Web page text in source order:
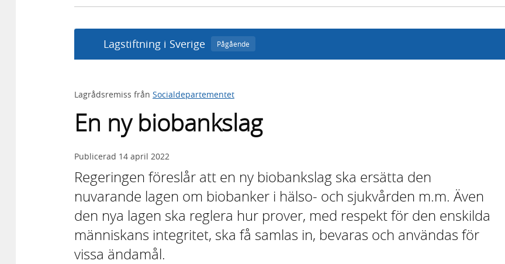
Lagstiftning i Sverige Pågående
Lagrådsremiss från Socialdepartementet
En ny biobankslag
Publicerad 14 april 2022
Regeringen föreslår att en ny biobankslag ska ersätta den
nuvarande lagen om biobanker i hälso- och sjukvården m.m. Även
den nya lagen ska reglera hur prover, med respekt för den enskilda
människans integritet, ska få samlas in, bevaras och användas för
vissa ändamål.